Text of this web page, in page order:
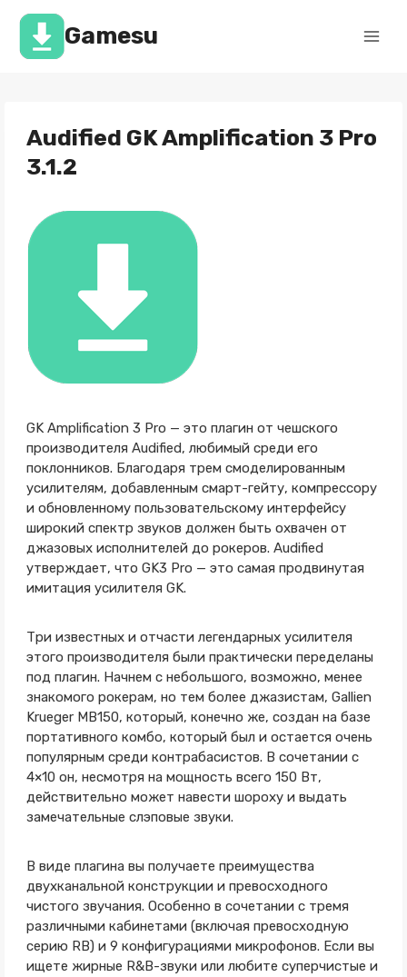
Перейти
содержимомуGamesu
Audified GK Amplification 3 Pro
3.1.2
GK Amplification 3 Pro — это плагин от чешского
производителя Audified, любимый среди его
поклонников. Благодаря трем смоделированным
усилителям, добавленным смарт-гейту, компрессору
и обновленному пользовательскому интерфейсу
широкий спектр звуков должен быть охвачен от
джазовых исполнителей до рокеров. Audified
утверждает, что GK3 Pro — это самая продвинутая
имитация усилителя GK.
Три известных и отчасти легендарных усилителя
этого производителя были практически переделаны
под плагин. Начнем с небольшого, возможно, менее
знакомого рокерам, но тем более джазистам, Gallien
Krueger MB150, который, конечно же, создан на базе
портативного комбо, который был и остается очень
популярным среди контрабасистов. В сочетании с
4×10 он, несмотря на мощность всего 150 Вт,
действительно может навести шороху и выдать
замечательные слэповые звуки.
В виде плагина вы получаете преимущества
двухканальной конструкции и превосходного
чистого звучания. Особенно в сочетании с тремя
различными кабинетами (включая превосходную
серию RB) и 9 конфигурациями микрофонов. Если вы
ищете жирные R&B-звуки или любите суперчистые и